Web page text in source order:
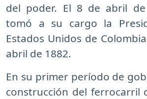
del poder. El 8 de abril de
tomó a su cargo la
Estados Unidos de
abril de 1882.
En su primer período de
construcción del ferrocarril